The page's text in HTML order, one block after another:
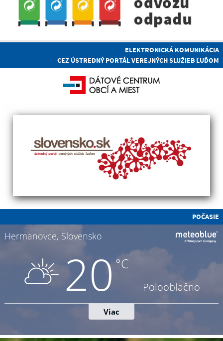
ELEKTRONICKÁ KOMUNIKÁCIA
CEZ ÚSTREDNÝ PORTÁL VEREJNÝCH SLUŽIEB ĽUĎOM
POČASIE